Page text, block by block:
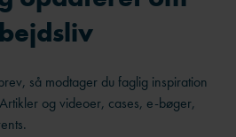
så modtager du faglig inspiration
og videoer, cases, e-bøger,